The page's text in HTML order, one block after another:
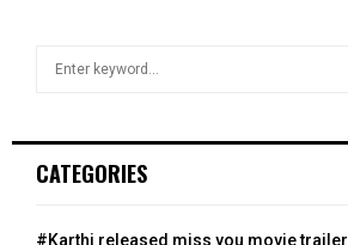
h
o
CATEGORIES
#Karthi released miss you movie trailer